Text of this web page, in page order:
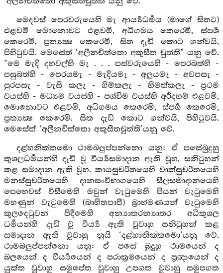
මෙදවස් පෙරවරුයෙහි මැ ආර්‍ය්‍යධර්‍මය (මාගේ සිතට)
එළවමි මොනොවට එළවමි, අධිගමය කෙරෙමි, ස්පර්‍ශ
කෙරෙමි, ප්‍රත්‍යක්‍ෂ කෙරෙමි, සිත දැඩි කොට ගන්වයි,
පිහිටුවයි. මෙසේත් ‘අලීනචිත්තො අකුසීත චුත්ති” යනු වේ.
“මෙ මැදි දහවල්හි මැ . . . පස්වරුයෙහි - පෙරබත්හි -
පසුබත්හි - පෙරයමැ - මැදියමැ - අලුයමැ - අවපසැ -
පුරපසැ - වැසි කලැ - ගිම්කලැ - හිමත්කලැ - ප්‍රථම
වයස්හි - මධ්‍යම වයස්හි - පශ්චිම වයස්හි අරීදහම් එළවමි,
මොනොවට එළවමි, අධිගමය කෙරෙමි, ස්පර්‍ශ කෙරෙමි,
ප්‍රත්‍යක්‍ෂ කෙරෙමි. සිත දැඩි කොට ගන්වයි, පිහිටුවයි.
මෙසේත් ‘අලීනචිත්තො අකුසීතචුත්ති’යනු වේ.
දළ්හනික්කමො ථාමබලුප්පන්නො යනු: ඒ පසේබුදුහු
කුශලධර්‍මයන්හි දැඩි වූ වීර්‍ය්‍යසමාදාන ඇති වූහ, සනිටුහන්
කළ සමාදාන ඇති වූහ. කායසුචරිතයෙහි වාක්සුචරිතයෙහි
මනස්සුචරිතයෙහි දානසංවිභාගයෙහි සීලසමාදානයෙහි
පෙහෙවස් විසීමෙහි මවුන් වැටුමෙහි පියන් වැටුමෙහි
මහණුන් වැටුමෙහි (බාහිතපාපී) බ්‍රාහ්මණයන් වැටුමෙහි
කුලදෙටුවන් පිදීමෙහි අන්‍යාතරන්‍යාතර අධිකුශල
ධර්‍මයන්හි දැඩි වූ වීර්‍ය්‍ය ඇති වූවාහු සනිටුහන් කළ
සමාදාන ඇති වූවාහු නුයි ‘දළ්හානික්කමො’යනු වේ.
ථාමබලුප්පන්නො යනු: ඒ පසේ බුදුහු ථාමයෙන් ද
බලයෙන් ද වීර්‍ය්‍යයෙන් ද පරාක්‍රමයෙන් ද ප්‍රඥායෙන් ද
යුක්ත වූවාහු සමුපේත වූවාහු උපගත වූවාහු සමුපගත